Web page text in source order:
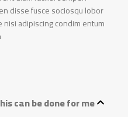
disse fusce sociosqu lobor
adipiscing condim entum
can be done for me?